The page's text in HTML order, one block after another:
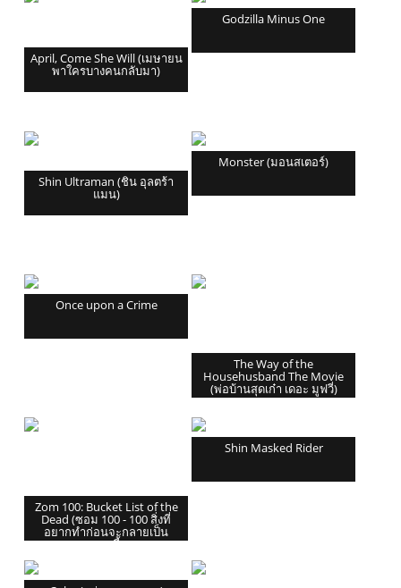
April, Come She Will (เมษายน
พาใครบางคนกลับมา)
Godzilla Minus One
Shin Ultraman (ชิน อุลตร้า
แมน)
Monster (มอนสเตอร์)
Once upon a Crime
The Way of the
Househusband The Movie
(พ่อบ้านสุดเก๋า เดอะ มูฟวี่)
Zom 100: Bucket List of the
Dead (ซอม 100 - 100 สิ่งที่
อยากทำก่อนจะกลายเป็น
ซอมบี้)
Shin Masked Rider